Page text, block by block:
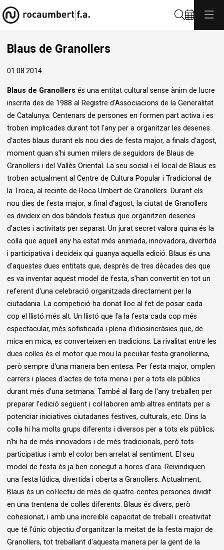
Blaus de Granollers
01.08.2014
Blaus de Granollers és una entitat cultural sense ànim de lucre
inscrita des de 1988 al Registre d'Associacions de la Generalitat
de Catalunya. Centenars de persones en formen part activa i es
troben implicades durant tot l'any per a organitzar les desenes
d'actes blaus durant els nou dies de festa major, a finals d'agost,
moment quan s'hi sumen milers de seguidors de Blaus de
Granollers i del Vallès Oriental. La seu social i el local de Blaus es
troben actualment al Centre de Cultura Popular i Tradicional de
la Troca, al recinte de Roca Umbert de Granollers. Durant els
nou dies de festa major, a final d'agost, la ciutat de Granollers
es divideix en dos bàndols festius que organitzen desenes
d'actes i activitats per separat. Un jurat secret valora quina és la
colla que aquell any ha estat més animada, innovadora, divertida
i participativa i decideix qui guanya aquella edició. Blaus és una
d'aquestes dues entitats que, després de tres dècades des que
es va inventar aquest model de festa, s'han convertit en tot un
referent d'una celebració organitzada directament per la
ciutadania. La competició ha donat lloc al fet de posar cada
cop el llistó més alt. Un llistó que fa la festa cada cop més
espectacular, més sofisticada i plena d’idiosincràsies que, de
mica en mica, es converteixen en tradicions. La rivalitat entre les
dues colles és el motor que mou la peculiar festa granollerina,
però sempre d'una manera ben entesa. Per festa major, omplen
carrers i places d'actes de tota mena i per a tots els públics
durant més d'una setmana. També al llarg de l'any treballen per
preparar l’edició següent i col·laboren amb altres entitats per a
potenciar iniciatives ciutadanes festives, culturals, etc. Dins la
colla hi ha molts grups diferents i diversos per a tots els públics;
n'hi ha de més innovadors i de més tradicionals, però tots
participatius i amb el color ben arrelat al sentiment. El seu
model de festa és ja ben conegut a hores d'ara. Reivindiquen
una festa lúdica, divertida i oberta a Granollers. Actualment,
Blaus és un col·lectiu de més de quatre-centes persones dividit
en una trentena de colles diferents. Blaus és divers, però
cohesionat, i amb una increïble capacitat de treball i creativitat
que té l'únic objectiu d'organitzar la meitat de la festa major de
Granollers, tot treballant d'aquesta manera per la gent de la